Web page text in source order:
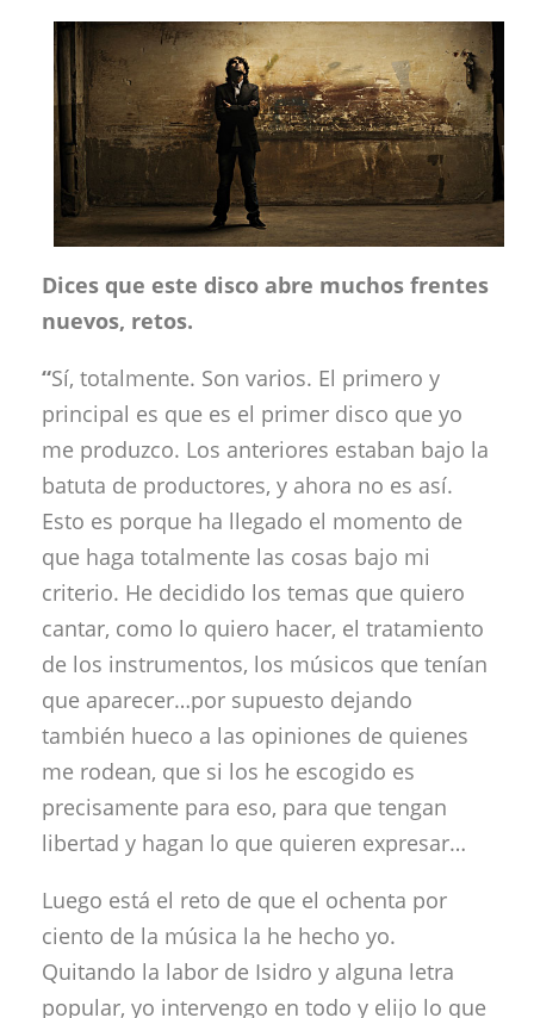
Dices que este disco abre muchos frentes
nuevos, retos.
“Sí, totalmente. Son varios. El primero y
principal es que es el primer disco que yo
me produzco. Los anteriores estaban bajo la
batuta de productores, y ahora no es así.
Esto es porque ha llegado el momento de
que haga totalmente las cosas bajo mi
criterio. He decidido los temas que quiero
cantar, como lo quiero hacer, el tratamiento
de los instrumentos, los músicos que tenían
que aparecer…por supuesto dejando
también hueco a las opiniones de quienes
me rodean, que si los he escogido es
precisamente para eso, para que tengan
libertad y hagan lo que quieren expresar…
Luego está el reto de que el ochenta por
ciento de la música la he hecho yo.
Quitando la labor de Isidro y alguna letra
popular, yo intervengo en todo y elijo lo que